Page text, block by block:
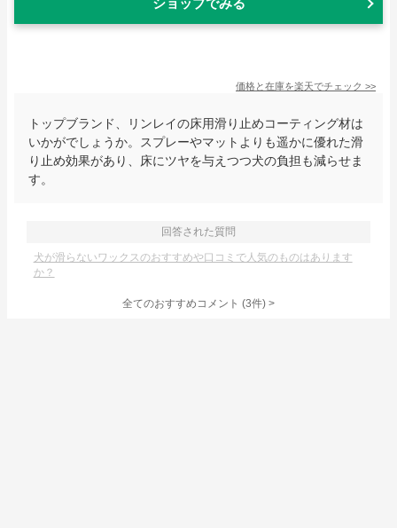
ショップでみる
価格と在庫を楽天でチェック >>
トップブランド、リンレイの床用滑り止めコーティング材は
いかがでしょうか。スプレーやマットよりも遥かに優れた滑
り止め効果があり、床にツヤを与えつつ犬の負担も減らせま
す。
回答された質問
犬が滑らないワックスのおすすめや口コミで人気のものはあります
か？
全てのおすすめコメント (3件) >